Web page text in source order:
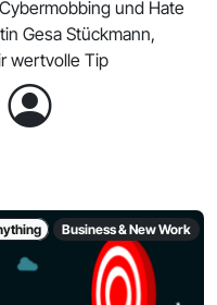
und Hate
Gesa Stückmann,
wertvolle Tip
Business & New Work